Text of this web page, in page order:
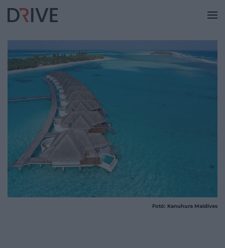
Fotó: Kanuhura Maldives